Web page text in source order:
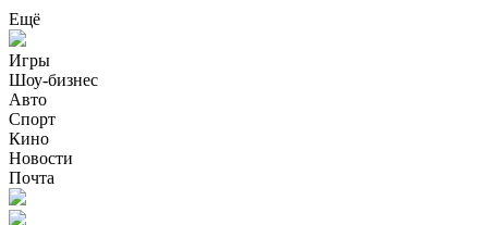
Ещё
Игры
Шоу-бизнес
Авто
Спорт
Кино
Новости
Почта